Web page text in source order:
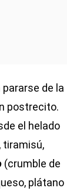
pararse de la
postrecito.
el helado
tiramisú,
(crumble de
plátano